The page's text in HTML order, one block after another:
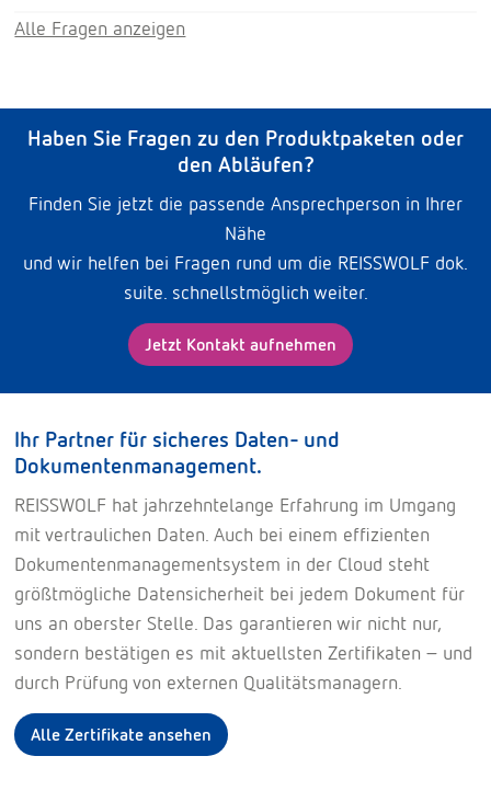
Alle Fragen anzeigen
Haben Sie Fragen zu den Produktpaketen oder
den Abläufen?
Finden Sie jetzt die passende Ansprechperson in Ihrer
Nähe
und wir helfen bei Fragen rund um die REISSWOLF dok.
suite. schnellstmöglich weiter.
Jetzt Kontakt aufnehmen
Ihr Partner für sicheres Daten- und
Dokumentenmanagement.
REISSWOLF hat jahrzehntelange Erfahrung im Umgang
mit vertraulichen Daten. Auch bei einem effizienten
Dokumentenmanagementsystem in der Cloud steht
größtmögliche Datensicherheit bei jedem Dokument für
uns an oberster Stelle. Das garantieren wir nicht nur,
sondern bestätigen es mit aktuellsten Zertifikaten – und
durch Prüfung von externen Qualitätsmanagern.
Alle Zertifikate ansehen